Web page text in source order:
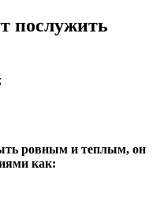
послужить
ровным и теплым, он
как: